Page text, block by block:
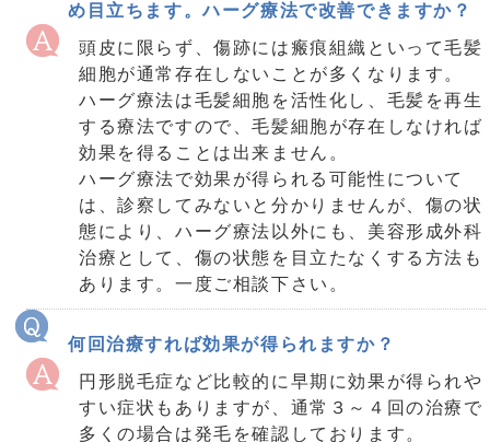
め目立ちます。ハーグ療法で改善できますか？
頭皮に限らず、傷跡には瘢痕組織といって毛髪
細胞が通常存在しないことが多くなります。
ハーグ療法は毛髪細胞を活性化し、毛髪を再生
する療法ですので、毛髪細胞が存在しなければ
効果を得ることは出来ません。
ハーグ療法で効果が得られる可能性について
は、診察してみないと分かりませんが、傷の状
態により、ハーグ療法以外にも、美容形成外科
治療として、傷の状態を目立たなくする方法も
あります。一度ご相談下さい。
何回治療すれば効果が得られますか？
円形脱毛症など比較的に早期に効果が得られや
すい症状もありますが、通常３～４回の治療で
多くの場合は発毛を確認しております。